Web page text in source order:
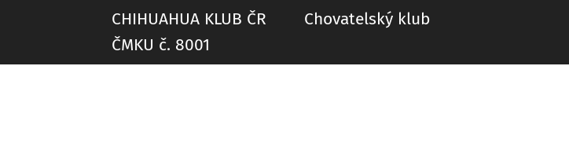
CHIHUAHUA KLUB ČR Chovatelský klub
ČMKU č. 8001